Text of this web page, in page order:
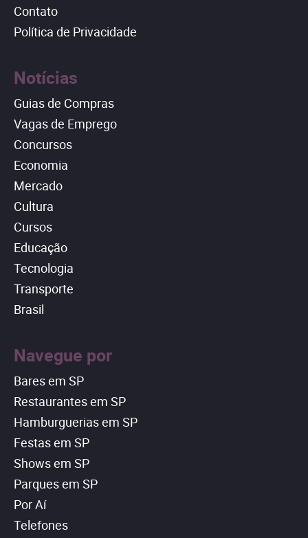
Contato
Política de Privacidade
Notícias
Guias de Compras
Vagas de Emprego
Concursos
Economia
Mercado
Cultura
Cursos
Educação
Tecnologia
Transporte
Brasil
Navegue por
Bares em SP
Restaurantes em SP
Hamburguerias em SP
Festas em SP
Shows em SP
Parques em SP
Por Aí
Telefones